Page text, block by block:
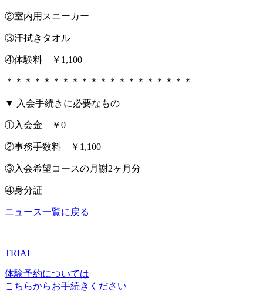
②室内用スニーカー
③汗拭きタオル
④体験料 ￥1,100
＊＊＊＊＊＊＊＊＊＊＊＊＊＊＊＊＊＊＊＊
▼ 入会手続きに必要なもの
①入会金 ￥0
②事務手数料 ￥1,100
③入会希望コースの月謝2ヶ月分
④身分証
ニュース一覧に戻る
TRIAL
体験予約については
こちらからお手続きください